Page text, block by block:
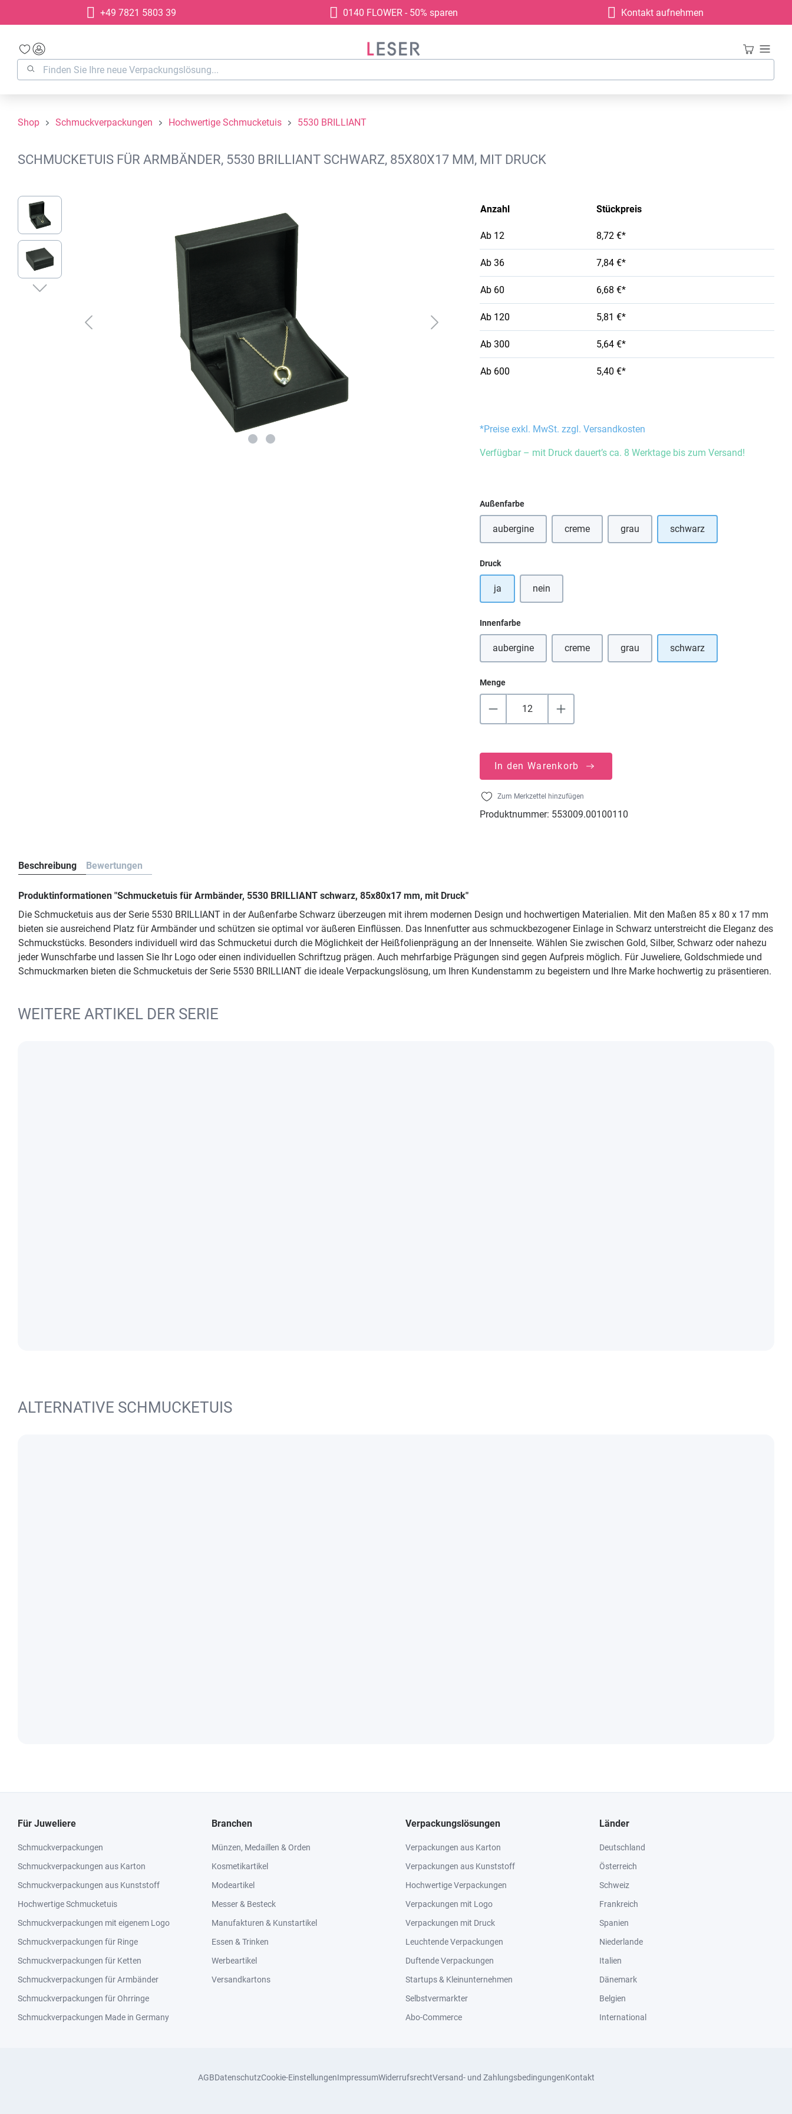
Zur Hauptnavigation springen
+49 7821 5803 39 0140 FLOWER - 50% sparen Kontakt aufnehmen
Shop Schmuckverpackungen Hochwertige Schmucketuis 5530 BRILLIANT
SCHMUCKETUIS FÜR ARMBÄNDER, 5530 BRILLIANT SCHWARZ, 85X80X17 MM, MIT DRUCK
Bildergalerie überspringen
Anzahl Stückpreis
Ab 12 8,72 €*
Ab 36 7,84 €*
Ab 60 6,68 €*
Ab 120 5,81 €*
Ab 300 5,64 €*
Ab 600 5,40 €*
*Preise exkl. MwSt. zzgl. Versandkosten
Verfügbar – mit Druck dauert’s ca. 8 Werktage bis zum Versand!
Außenfarbeauswählen
aubergine(Diese Option ist zurzeit nicht verfügbar.)
creme(Diese Option ist zurzeit nicht verfügbar.)
grau(Diese Option ist zurzeit nicht verfügbar.)
schwarz
Druckauswählen
ja nein
Innenfarbeauswählen
aubergine(Diese Option ist zurzeit nicht verfügbar.)
creme(Diese Option ist zurzeit nicht verfügbar.)
grau(Diese Option ist zurzeit nicht verfügbar.)
schwarz
Menge
In den Warenkorb
Zum Merkzettel hinzufügen
Produktnummer: 553009.00100110
Beschreibung Bewertungen
Produktinformationen "Schmucketuis für Armbänder, 5530 BRILLIANT schwarz, 85x80x17 mm, mit Druck"
Die Schmucketuis aus der Serie 5530 BRILLIANT in der Außenfarbe Schwarz überzeugen mit ihrem modernen Design und hochwertigen Materialien. Mit den Maßen 85 x 80 x 17 mm
bieten sie ausreichend Platz für Armbänder und schützen sie optimal vor äußeren Einflüssen. Das Innenfutter aus schmuckbezogener Einlage in Schwarz unterstreicht die Eleganz des
Schmuckstücks. Besonders individuell wird das Schmucketui durch die Möglichkeit der Heißfolienprägung an der Innenseite. Wählen Sie zwischen Gold, Silber, Schwarz oder nahezu
jeder Wunschfarbe und lassen Sie Ihr Logo oder einen individuellen Schriftzug prägen. Auch mehrfarbige Prägungen sind gegen Aufpreis möglich. Für Juweliere, Goldschmiede und
Schmuckmarken bieten die Schmucketuis der Serie 5530 BRILLIANT die ideale Verpackungslösung, um Ihren Kundenstamm zu begeistern und Ihre Marke hochwertig zu präsentieren.
WEITERE ARTIKEL DER SERIE
ALTERNATIVE SCHMUCKETUIS
Für Juweliere
Schmuckverpackungen
Schmuckverpackungen aus Karton
Schmuckverpackungen aus Kunststoff
Hochwertige Schmucketuis
Schmuckverpackungen mit eigenem Logo
Schmuckverpackungen für Ringe
Schmuckverpackungen für Ketten
Schmuckverpackungen für Armbänder
Schmuckverpackungen für Ohrringe
Schmuckverpackungen Made in Germany
Branchen
Münzen, Medaillen & Orden
Kosmetikartikel
Modeartikel
Messer & Besteck
Manufakturen & Kunstartikel
Essen & Trinken
Werbeartikel
Versandkartons
Verpackungslösungen
Verpackungen aus Karton
Verpackungen aus Kunststoff
Hochwertige Verpackungen
Verpackungen mit Logo
Verpackungen mit Druck
Leuchtende Verpackungen
Duftende Verpackungen
Startups & Kleinunternehmen
Selbstvermarkter
Abo-Commerce
Länder
Deutschland
Österreich
Schweiz
Frankreich
Spanien
Niederlande
Italien
Dänemark
Belgien
International
AGBDatenschutzCookie-EinstellungenImpressumWiderrufsrechtVersand- und ZahlungsbedingungenKontakt